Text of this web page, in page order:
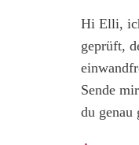
Hi Elli,
geprüft,
Sende
du genau